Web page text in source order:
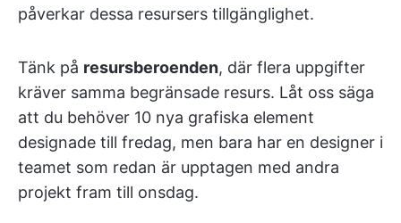
påverkar dessa resursers tillgänglighet.
Tänk på resursberoenden, där flera uppgifter
kräver samma begränsade resurs. Låt oss säga
att du behöver 10 nya grafiska element
designade till fredag, men bara har en designer i
teamet som redan är upptagen med andra
projekt fram till onsdag.